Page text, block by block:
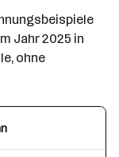
Jahr 2025 in
ohne